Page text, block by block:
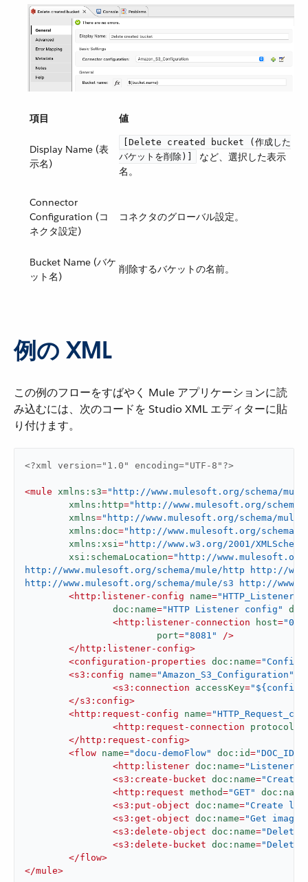
項目 値
Display Name (表
示名)
[Delete created bucket (作成した
バケットを削除)]
​ など、選択した表示
名。
Connector
Configuration (コ
ネクタ設定)
コネクタのグローバル設定。
Bucket Name (バケ
ット名)
削除するバケットの名前。
例の XML
この例のフローをすばやく Mule アプリケーションに読
み込むには、次のコードを Studio XML エディターに貼
り付けます。
<?xml version="1.0" encoding="UTF-8"?>
<mule xmlns:s3="http://www.mulesoft.org/schema/
xmlns:http="http://www.mulesoft.org/
xmlns="http://www.mulesoft.org/schema/mule/
xmlns:doc="http://www.mulesoft.org/schema/
xmlns:xsi ="http://www.w3.org/2001/
xsi:schemaLocation="http://
http://www.mulesoft.org/schema/mule/http http://
http://www.mulesoft.org/schema/mule/s3 http://
<http:listener-config name=
doc:name="HTTP Listener config"
<http:listener-connection host=
port="8081"
/>
</ http:listener-config>
<configuration-properties doc:name=
<s3:config name="Amazon_S3_Configuration"
<s3:connection accessKey=
</s3:config>
<http:request-config name=
<http:request-connection protocol
</ http:request-config>
<flow name="docu-demoFlow" doc:id="DOC_ID"
<http:listener doc:name="Listener"
<s3:create-bucket doc:name="Create
<http:request method="GET" doc:name
<s3:put-object doc:name="Create
<s3:get-object doc:name="Get image"
<s3:delete-object doc:name="Delete
<s3:delete-bucket doc:name="Delete
</flow>
</mule>